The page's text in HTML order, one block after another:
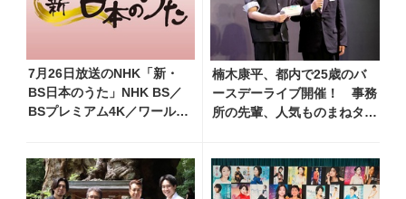
7月26日放送のNHK「新・
BS日本のうた」NHK BS／
BSプレミアム4K／ワール
子、長山洋子 他登場、曲目
や見どころをお届け
楠木康平、都内で25歳のバ
ースデーライブ開催！ 事務
所の先輩、人気ものまねタレ